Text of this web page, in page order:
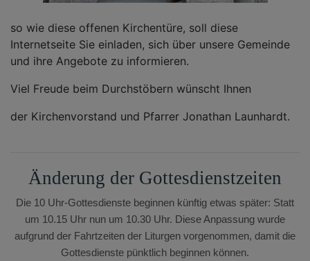
so wie diese offenen Kirchentüre, soll diese
Internetseite Sie einladen, sich über unsere Gemeinde
und ihre Angebote zu informieren.
Viel Freude beim Durchstöbern wünscht Ihnen
der Kirchenvorstand und Pfarrer Jonathan Launhardt.
Änderung der Gottesdienstzeiten
Die 10 Uhr-Gottesdienste beginnen künftig etwas später: Statt
um 10.15 Uhr nun um 10.30 Uhr. Diese Anpassung wurde
aufgrund der Fahrtzeiten der Liturgen vorgenommen, damit die
Gottesdienste pünktlich beginnen können.